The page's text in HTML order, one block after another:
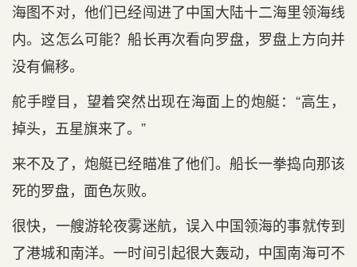
海图不对，他们已经闯进了中国大陆十二海里领海线
内。这怎么可能？船长再次看向罗盘，罗盘上方向并
没有偏移。
舵手瞠目，望着突然出现在海面上的炮艇：“高生，
掉头，五星旗来了。”
来不及了，炮艇已经瞄准了他们。船长一拳捣向那该
死的罗盘，面色灰败。
很快，一艘游轮夜雾迷航，误入中国领海的事就传到
了港城和南洋。一时间引起很大轰动，中国南海可不